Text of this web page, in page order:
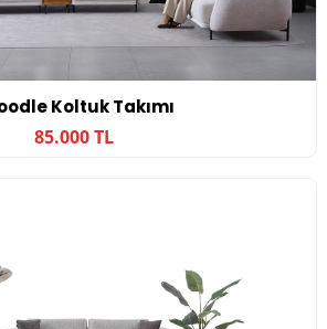
Koltuk Takımı
85.000 TL